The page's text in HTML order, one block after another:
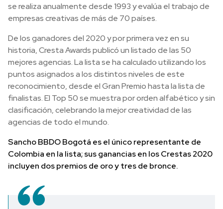
se realiza anualmente desde 1993 y evalúa el trabajo de
empresas creativas de más de 70 países.
De los ganadores del 2020 y por primera vez en su
historia, Cresta Awards publicó un listado de las 50
mejores agencias.La lista se ha calculado utilizando los
puntos asignados a los distintos niveles de este
reconocimiento, desde el Gran Premio hasta la lista de
finalistas.El Top 50 se muestra por orden alfabético y sin
clasificación, celebrando la mejor creatividad de las
agencias de todo el mundo.
Sancho BBDO Bogotá es el único representante de
Colombia en la lista; sus ganancias en los Crestas 2020
incluyen dos premios de oro y tres de bronce.